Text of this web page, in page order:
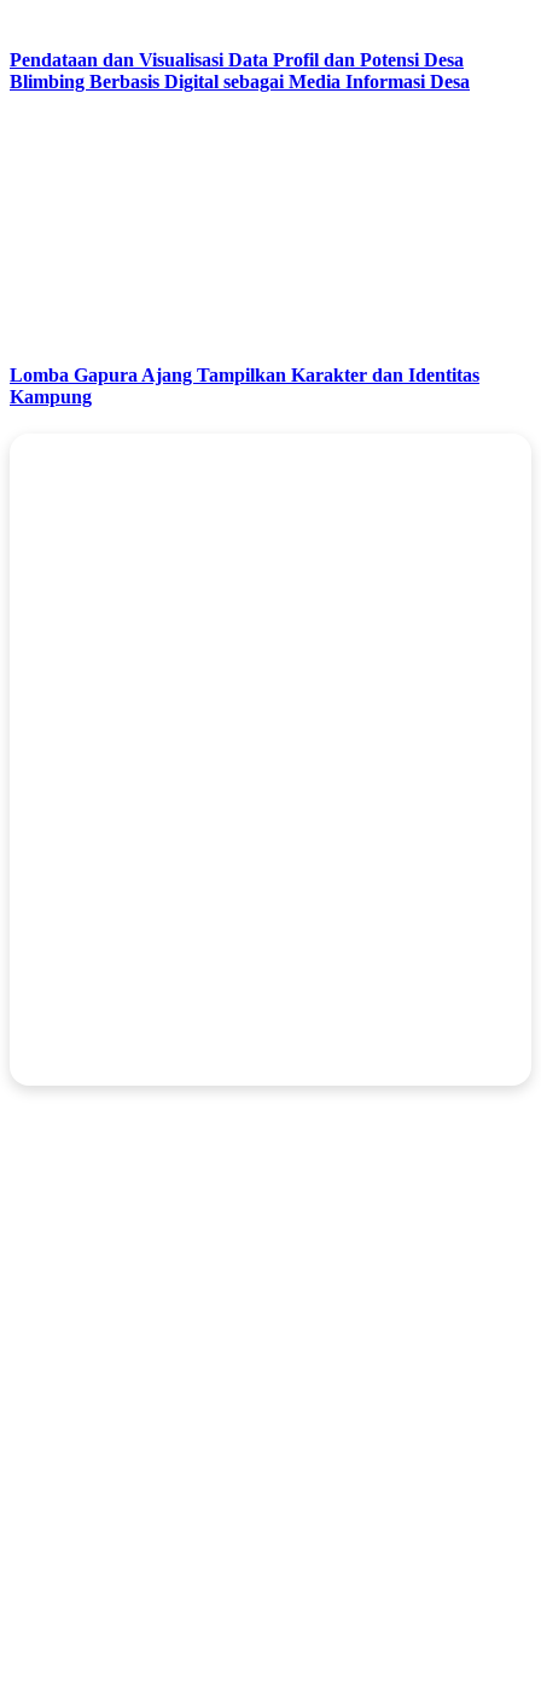
Pendataan dan Visualisasi Data Profil dan Potensi Desa
Blimbing Berbasis Digital sebagai Media Informasi Desa
Lomba Gapura Ajang Tampilkan Karakter dan Identitas
Kampung